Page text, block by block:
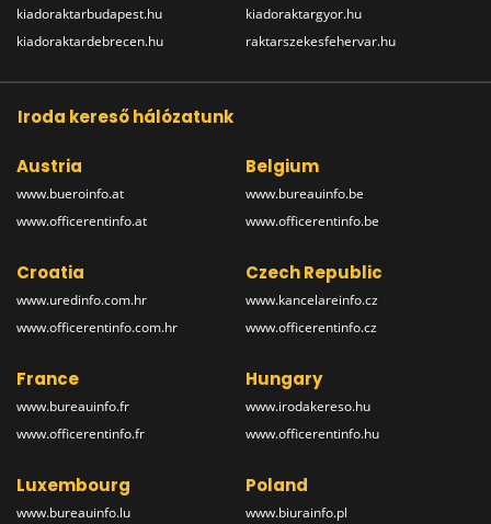
kiadoraktarbudapest.hu
kiadoraktardebrecen.hu
kiadoraktargyor.hu
raktarszekesfehervar.hu
Iroda kereső hálózatunk
Austria
www.bueroinfo.at
www.officerentinfo.at
Belgium
www.bureauinfo.be
www.officerentinfo.be
Croatia
www.uredinfo.com.hr
www.officerentinfo.com.hr
Czech Republic
www.kancelareinfo.cz
www.officerentinfo.cz
France
www.bureauinfo.fr
www.officerentinfo.fr
Hungary
www.irodakereso.hu
www.officerentinfo.hu
Luxembourg
www.bureauinfo.lu
Poland
www.biurainfo.pl